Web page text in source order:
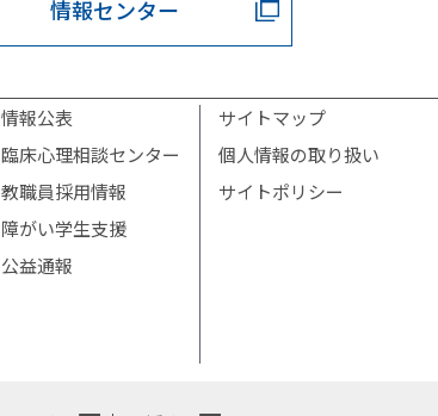
情報センター
情報公表
臨床心理相談センター
教職員採用情報
障がい学生支援
公益通報
サイトマップ
個人情報の取り扱い
サイトポリシー